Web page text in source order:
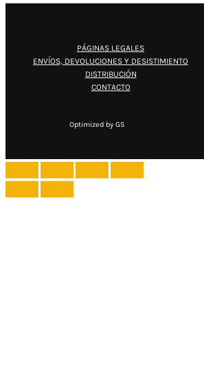
PÁGINAS LEGALES
ENVÍOS, DEVOLUCIONES Y DESISTIMIENTO
DISTRIBUCIÓN
CONTACTO
Optimized by GS